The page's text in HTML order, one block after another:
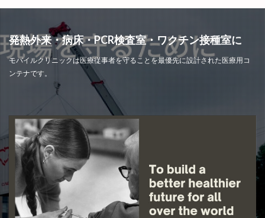
発熱外来・病床・PCR検査室・ワクチン接種室に
モバイルクリニックは医療従事者を守ることを最優先に設計された医療用コ
ンテナです。